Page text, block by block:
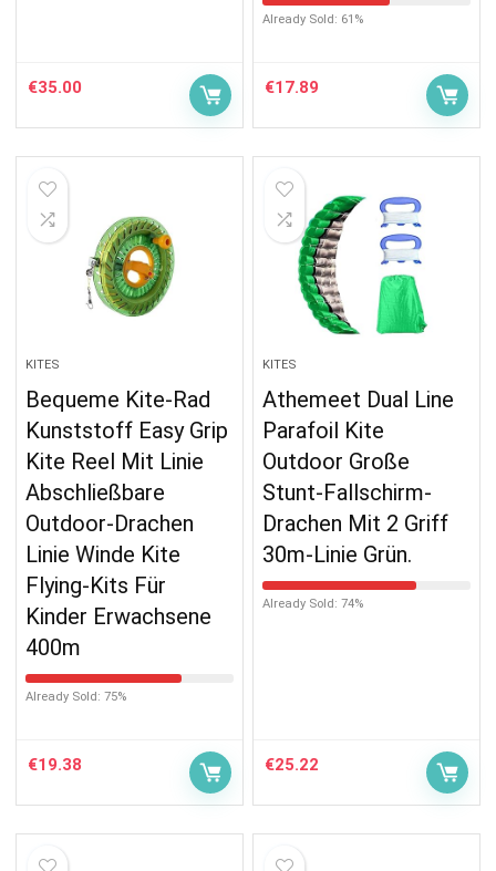
€35.00
Already Sold: 61%
€17.89
KITES
Bequeme Kite-Rad
Kunststoff Easy Grip
Kite Reel Mit Linie
Abschließbare
Outdoor-Drachen
Linie Winde Kite
Flying-Kits Für
Kinder Erwachsene
400m
Already Sold: 75%
€19.38
KITES
Athemeet Dual Line
Parafoil Kite
Outdoor Große
Stunt-Fallschirm-
Drachen Mit 2 Griff
30m-Linie Grün.
Already Sold: 74%
€25.22